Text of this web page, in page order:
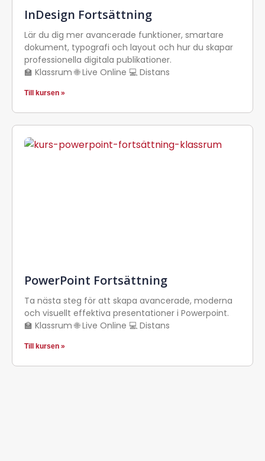
InDesign Fortsättning
Lär du dig mer avancerade funktioner, smartare
dokument, typografi och layout och hur du skapar
professionella digitala publikationer.
🏫 Klassrum 🌐 Live Online 💻 Distans
Till kursen »
PowerPoint Fortsättning
Ta nästa steg för att skapa avancerade, moderna
och visuellt effektiva presentationer i Powerpoint.
🏫 Klassrum 🌐 Live Online 💻 Distans
Till kursen »